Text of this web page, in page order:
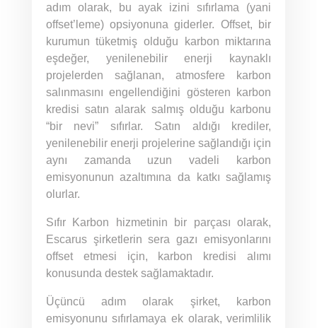
adım olarak, bu ayak izini sıfırlama (yani
offset’leme) opsiyonuna giderler. Offset, bir
kurumun tüketmiş olduğu karbon miktarına
eşdeğer, yenilenebilir enerji kaynaklı
projelerden sağlanan, atmosfere karbon
salınmasını engellendiğini gösteren karbon
kredisi satın alarak salmış olduğu karbonu
“bir nevi” sıfırlar. Satın aldığı krediler,
yenilenebilir enerji projelerine sağlandığı için
aynı zamanda uzun vadeli karbon
emisyonunun azaltımına da katkı sağlamış
olurlar.
Sıfır Karbon hizmetinin bir parçası olarak,
Escarus şirketlerin sera gazı emisyonlarını
offset etmesi için, karbon kredisi alımı
konusunda destek sağlamaktadır.
Üçüncü adım olarak şirket, karbon
emisyonunu sıfırlamaya ek olarak, verimlilik